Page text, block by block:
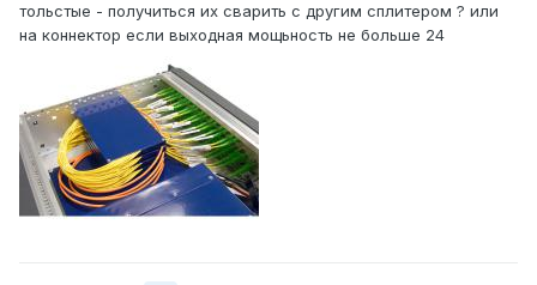
тольстые - получиться их сварить с другим сплитером ? или
на коннектор если выходная мощьность не больше 24